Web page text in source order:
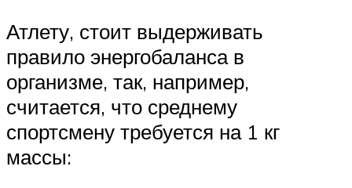
Атлету, стоит выдерживать
правило энергобаланса в
организме, так, например,
считается, что среднему
спортсмену требуется на 1 кг
массы: